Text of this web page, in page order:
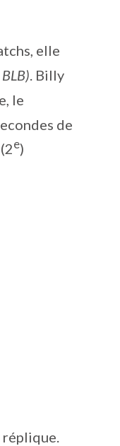
elle
. Billy
le
de
e)